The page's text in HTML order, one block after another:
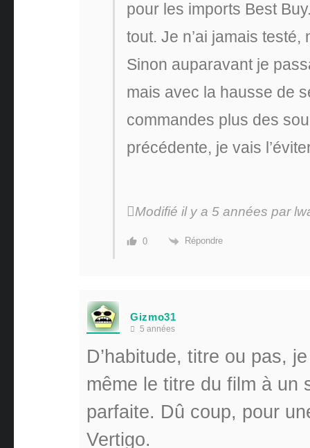
pour les imports Best
tout. Je n’ai jamais
Sinon auparavant je
mais avec la hausse de
commandes plus des
précédente, je vais
Modifié il y a 5 années par
0 Répondre
Gizmo31
5 années
D’habitude, titre ou pas,
même le titre du film à un
parfaite. Dû coup, pour
Vertigo.